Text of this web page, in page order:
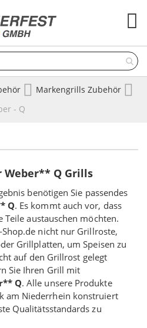
Markengrills Zubehör
- Q
Q Grills
benötigen Sie passendes
Q. Es kommt auch vor, dass
Teile austauschen möchten.
nicht nur Grillroste,
Grillplatten, um Speisen zu
auf den Grillrost gelegt
Sie Ihren Grill mit
Q. Alle unsere Produkte
am Niederrhein konstruiert
Qualitätsstandards zu